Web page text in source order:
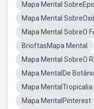
Mapa Mental
Mapa Mental
Mapa Mental SobreO
BrioftasMapa Mental
Mapa Mental SobreO
Mapa MentalDe
Mapa MentalTropicalia
Mapa MentalPinterest